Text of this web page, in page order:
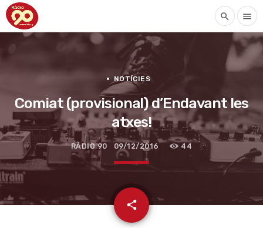
search menu
NOTÍCIES
Comiat (provisional) d’Endavant les
atxes!
RÀDIO 90 09/12/2016 44
share
email